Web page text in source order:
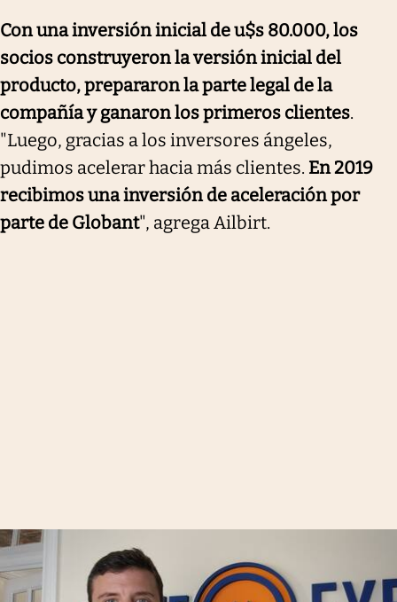
Con una inversión inicial de u$s 80.000, los
socios construyeron la versión inicial del
producto, prepararon la parte legal de la
compañía y ganaron los primeros clientes.
"Luego, gracias a los inversores ángeles,
pudimos acelerar hacia más clientes. En 2019
recibimos una inversión de aceleración por
parte de Globant", agrega Ailbirt.